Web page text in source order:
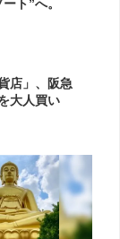
ト”へ。
店」、阪急
大人買い